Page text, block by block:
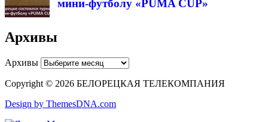
мини-футболу «PUMA CUP»
Архивы
Архивы
Copyright © 2026 БЕЛОРЕЦКАЯ ТЕЛЕКОМПАНИЯ
Design by ThemesDNA.com